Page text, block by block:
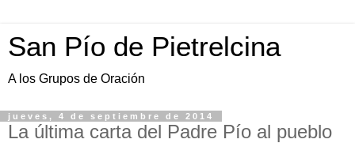
San Pío de Pietrelcina
A los Grupos de Oración
jueves, 4 de septiembre de 2014
La última carta del Padre Pío al pueblo